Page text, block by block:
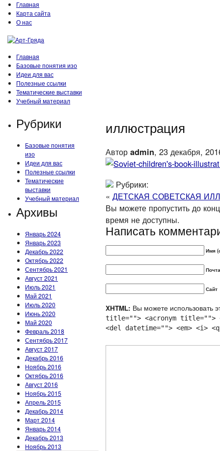
Главная
Карта сайта
О нас
Главная
Базовые понятия изо
Идеи для вас
Полезные ссылки
Тематические выставки
Учебный материал
Рубрики
Базовые понятия
изо
Идеи для вас
Полезные ссылки
Тематические
выставки
Учебный материал
Архивы
Январь 2024
Январь 2023
Декабрь 2022
Октябрь 2022
Сентябрь 2021
Август 2021
Июль 2021
Май 2021
Июль 2020
Июнь 2020
Май 2020
Февраль 2018
Сентябрь 2017
Август 2017
Декабрь 2016
Ноябрь 2016
Октябрь 2016
Август 2016
Ноябрь 2015
Апрель 2015
Декабрь 2014
Март 2014
Январь 2014
Декабрь 2013
Ноябрь 2013
иллюстрация
Автор admin, 23 декабря,
Рубрики:
« ДЕТСКАЯ СОВЕТСКАЯ
Вы можете пропустить до
время не доступны.
Написать
Имя
Сайт
XHTML: Вы можете использовать
title=""> <acronym title="">
<del datetime=""> <em> <i>